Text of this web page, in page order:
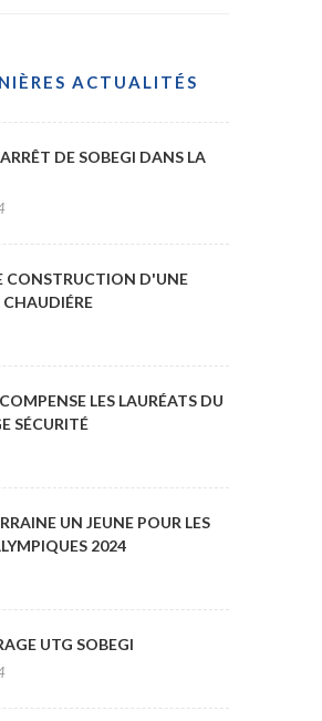
ACTUALITÉS
DE SOBEGI DANS LA
CONSTRUCTION D'UNE
LES LAURÉATS DU
SÉCURITÉ
UN JEUNE POUR LES
2024
UTG SOBEGI